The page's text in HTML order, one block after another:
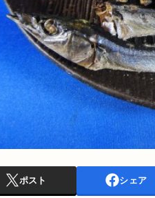
ポスト シェア